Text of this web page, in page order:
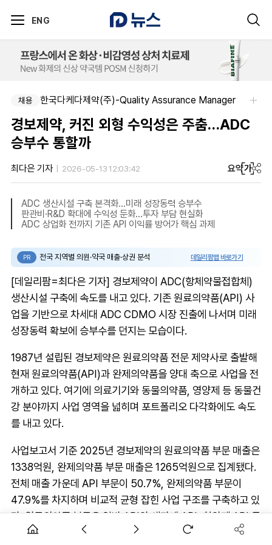
ENG
채용 한국다케다제약(주)-Quality Assurance Manager
경보제약, 커진 외형 수익성은 주춤…ADC
승부수 통할까
최다은 기자 2026-05-13 12:03:42 요약가
ADC 생산시설 구축 본격화…미래 성장동력 승부수
판관비·R&D 확대에 수익성 둔화…투자 부담 현실화
ADC 상업화 전까지 기존 API 이익률 방어가 핵심 과제
PR 전국 지역별 의원·약국 매출·상권 분석 데일리팜맵 바로가기
[데일리팜=최다은 기자] 경보제약이 ADC(항체약물접합체)
생산시설 구축에 속도를 내고 있다. 기존 원료의약품(API) 사
업을 기반으로 차세대 ADC CDMO 시장 진출에 나서며 미래
성장동력 확보에 승부수를 던지는 모습이다.
1987년 설립된 경보제약은 원료의약품 전문 제약사로 출발해
현재 원료의약품(API)과 완제의약품을 양대 축으로 사업을 전
개하고 있다. 여기에 의료기기와 동물의약품, 영양제 등 동물건
강 분야까지 사업 영역을 넓히며 포트폴리오 다각화에도 속도
를 내고 있다.
사업보고서 기준 2025년 경보제약의 원료의약품 부문 매출은
1338억원, 완제의약품 부문 매출은 1265억원으로 집계됐다.
전체 매출 가운데 API 부문이 50.7%, 완제의약품 부문이
47.9%를 차지하며 비교적 균형 잡힌 사업 구조를 구축하고 있
다. 원료의약품 부문은 일반 API와 세파계 API, 항암제 API 등
을 중심으로 운영된다.